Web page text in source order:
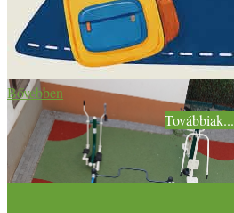
Bővebben
Továbbiak...